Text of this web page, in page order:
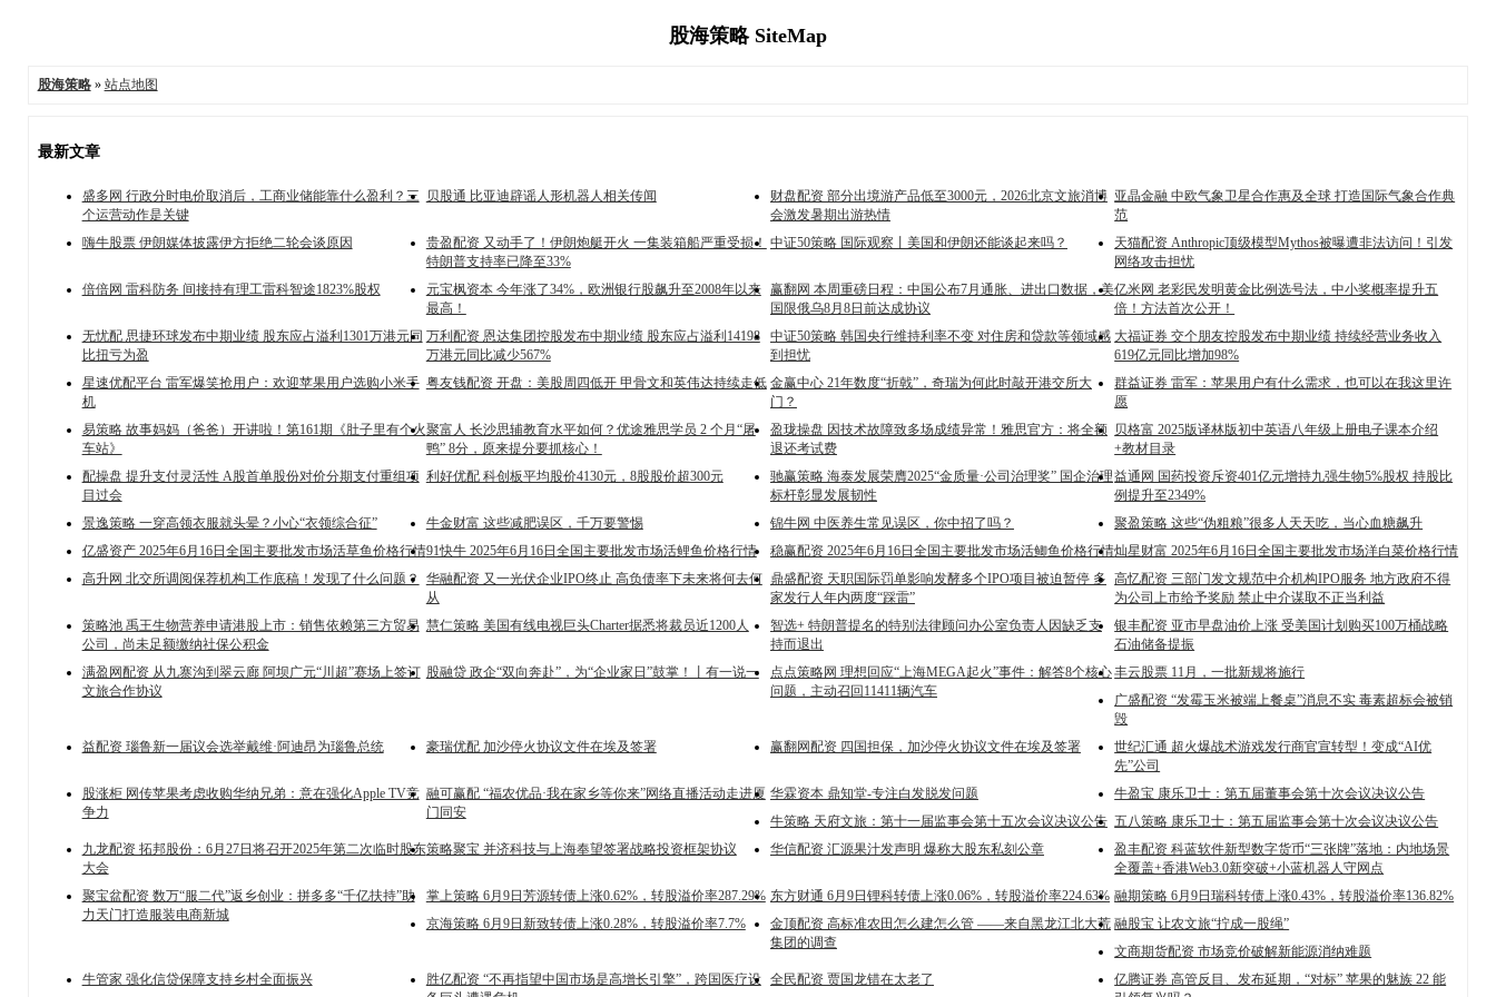
股海策略 SiteMap
股海策略» 站点地图
最新文章
盛多网 行政分时电价取消后，工商业储能靠什么盈利？三
个运营动作是关键
贝股通 比亚迪辟谣人形机器人相关传闻
财盘配资 部分出境游产品低至3000元，2026北京文旅消博
会激发暑期出游热情
亚晶金融 中欧气象卫星合作惠及全球 打造国际气象合作典
范
嗨牛股票 伊朗媒体披露伊方拒绝二轮会谈原因
贵盈配资 又动手了！伊朗炮艇开火 一集装箱船严重受损！
特朗普支持率已降至33%
中证50策略 国际观察丨美国和伊朗还能谈起来吗？
天猫配资 Anthropic顶级模型Mythos被曝遭非法访问！引发
网络攻击担忧
倍倍网 雷科防务 间接持有理工雷科智途1823%股权
元宝枫资本 今年涨了34%，欧洲银行股飙升至2008年以来
最高！
赢翻网 本周重磅日程：中国公布7月通胀、进出口数据，美
国限俄乌8月8日前达成协议
亿米网 老彩民发明黄金比例选号法，中小奖概率提升五
倍！方法首次公开！
无忧配 思捷环球发布中期业绩 股东应占溢利1301万港元同
比扭亏为盈
万利配资 恩达集团控股发布中期业绩 股东应占溢利14198
万港元同比减少567%
中证50策略 韩国央行维持利率不变 对住房和贷款等领域感
到担忧
大福证券 交个朋友控股发布中期业绩 持续经营业务收入
619亿元同比增加98%
星速优配平台 雷军爆笑抢用户：欢迎苹果用户选购小米手
机
粤友钱配资 开盘：美股周四低开 甲骨文和英伟达持续走低 金赢中心 21年数度“折戟”，奇瑞为何此时敲开港交所大
门？
群益证券 雷军：苹果用户有什么需求，也可以在我这里许
愿
易策略 故事妈妈（爸爸）开讲啦！第161期《肚子里有个火
车站》
聚富人 长沙思辅教育水平如何？优途雅思学员 2 个月“屠
鸭” 8分，原来提分要抓核心！
盈珑操盘 因技术故障致多场成绩异常！雅思官方：将全额
退还考试费
贝格富 2025版译林版初中英语八年级上册电子课本介绍
+教材目录
配操盘 提升支付灵活性 A股首单股份对价分期支付重组项
目过会
利好优配 科创板平均股价4130元，8股股价超300元
驰赢策略 海泰发展荣膺2025“金质量·公司治理奖” 国企治理
标杆彰显发展韧性
益通网 国药投资斥资401亿元增持九强生物5%股权 持股比
例提升至2349%
景逸策略 一穿高领衣服就头晕？小心“衣领综合征”
牛金财富 这些减肥误区，千万要警惕 锦牛网 中医养生常见误区，你中招了吗？
聚盈策略 这些“伪粗粮”很多人天天吃，当心血糖飙升
亿盛资产 2025年6月16日全国主要批发市场活草鱼价格行情91快牛 2025年6月16日全国主要批发市场活鲤鱼价格行情 稳赢配资 2025年6月16日全国主要批发市场活鲫鱼价格行情灿星财富 2025年6月16日全国主要批发市场洋白菜价格行情
高升网 北交所调阅保荐机构工作底稿！发现了什么问题？
华融配资 又一光伏企业IPO终止 高负债率下未来将何去何
从
鼎盛配资 天职国际罚单影响发酵多个IPO项目被迫暂停 多
家发行人年内两度“踩雷”
高忆配资 三部门发文规范中介机构IPO服务 地方政府不得
为公司上市给予奖励 禁止中介谋取不正当利益
策略池 禹王生物营养申请港股上市：销售依赖第三方贸易
公司，尚未足额缴纳社保公积金
慧仁策略 美国有线电视巨头Charter据悉将裁员近1200人
智选+ 特朗普提名的特别法律顾问办公室负责人因缺乏支
持而退出
银丰配资 亚市早盘油价上涨 受美国计划购买100万桶战略
石油储备提振
满盈网配资 从九寨沟到翠云廊 阿坝广元“川超”赛场上签订
文旅合作协议
股融贷 政企“双向奔赴”，为“企业家日”鼓掌！丨有一说一
点点策略网 理想回应“上海MEGA起火”事件：解答8个核心
问题，主动召回11411辆汽车
丰云股票 11月，一批新规将施行
广盛配资 “发霉玉米被端上餐桌”消息不实 毒素超标会被销
毁
益配资 瑙鲁新一届议会选举戴维·阿迪昂为瑙鲁总统
豪瑞优配 加沙停火协议文件在埃及签署 赢翻网配资 四国担保，加沙停火协议文件在埃及签署
世纪汇通 超火爆战术游戏发行商官宣转型！变成“AI优
先”公司
股涨柜 网传苹果考虑收购华纳兄弟：意在强化Apple TV竞
争力
融可赢配 “福农优品·我在家乡等你来”网络直播活动走进厦
门同安
华霖资本 鼎知堂-专注白发脱发问题
牛盈宝 康乐卫士：第五届董事会第十次会议决议公告
牛策略 天府文旅：第十一届监事会第十五次会议决议公告 五八策略 康乐卫士：第五届监事会第十次会议决议公告
九龙配资 拓邦股份：6月27日将召开2025年第二次临时股东
大会
策略聚宝 并济科技与上海奉望签署战略投资框架协议 华信配资 汇源果汁发声明 爆称大股东私刻公章
盈丰配资 科蓝软件新型数字货币“三张牌”落地：内地场景
全覆盖+香港Web3.0新突破+小蓝机器人守网点
聚宝盆配资 数万“服二代”返乡创业：拼多多“千亿扶持”助
力天门打造服装电商新城
掌上策略 6月9日芳源转债上涨0.62%，转股溢价率287.29% 东方财通 6月9日锂科转债上涨0.06%，转股溢价率224.63% 融期策略 6月9日瑞科转债上涨0.43%，转股溢价率136.82%
京海策略 6月9日新致转债上涨0.28%，转股溢价率7.7%
金顶配资 高标准农田怎么建怎么管 ——来自黑龙江北大荒
集团的调查
融股宝 让农文旅“拧成一股绳”
文商期货配资 市场竞价破解新能源消纳难题
牛管家 强化信贷保障支持乡村全面振兴
胜亿配资 “不再指望中国市场是高增长引擎”，跨国医疗设 全民配资 贾国龙错在太老了
亿腾证券 高管反目、发布延期，“对标” 苹果的魅族 22 能